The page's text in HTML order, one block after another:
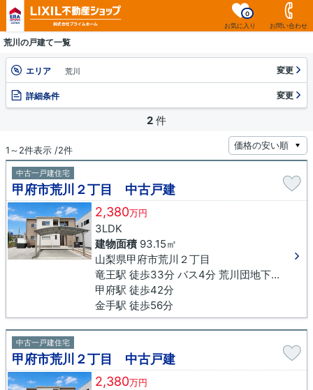
お気に入り
0
お問い合わせ
荒川の戸建て一覧
エリア 荒川 変更
詳細条件 変更
2 件
1～2件表示 /2件
中古一戸建住宅
甲府市荒川２丁目 中古戸建
2,380万円
3LDK
建物面積93.15㎡
山梨県甲府市荒川２丁目
竜王駅 徒歩33分 バス4分 荒川団地下車 徒歩4分
甲府駅 徒歩42分
金手駅 徒歩56分
中古一戸建住宅
甲府市荒川２丁目 中古戸建
2,380万円